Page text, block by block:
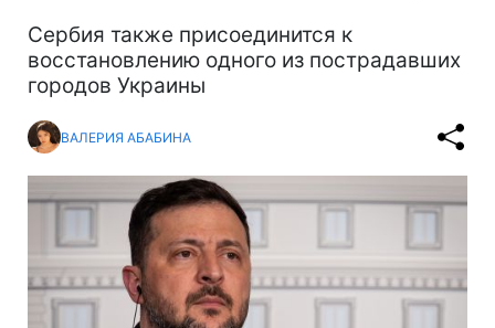
Сербия также присоединится к
восстановлению одного из пострадавших
городов Украины
ВАЛЕРИЯ АБАБИНА